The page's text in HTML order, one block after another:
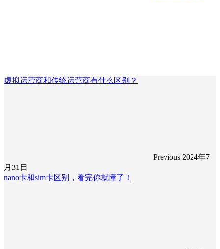
虚拟运营商和传统运营商有什么区别？
Previous 2024年7
月31日
nano卡和sim卡区别，看完你就懂了！